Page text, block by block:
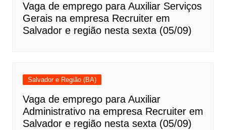
Vaga de emprego para Auxiliar Serviços
Gerais na empresa Recruiter em
Salvador e região nesta sexta (05/09)
Salvador e Região (BA)
Vaga de emprego para Auxiliar
Administrativo na empresa Recruiter em
Salvador e região nesta sexta (05/09)